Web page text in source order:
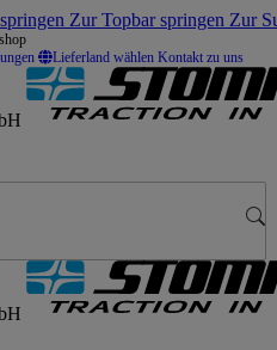
Zur Topbar springen Zur
Lieferland wählen Kontakt zu uns